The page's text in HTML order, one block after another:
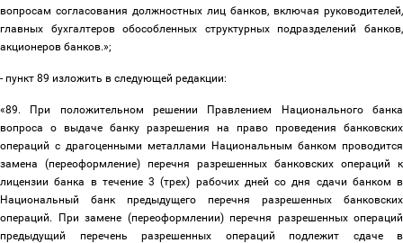
вопросам согласования должностных лиц банков, включая руководителей,
главных бухгалтеров обособленных структурных подразделений банков,
акционеров банков.»;
- пункт 89 изложить в следующей редакции:
«89. При положительном решении Правлением Национального банка
вопроса о выдаче банку разрешения на право проведения банковских
операций с драгоценными металлами Национальным банком проводится
замена (переоформление) перечня разрешенных банковских операций к
лицензии банка в течение 3 (трех) рабочих дней со дня сдачи банком в
Национальный банк предыдущего перечня разрешенных банковских
операций. При замене (переоформлении) перечня разрешенных операций
предыдущий перечень разрешенных операций подлежит сдаче в